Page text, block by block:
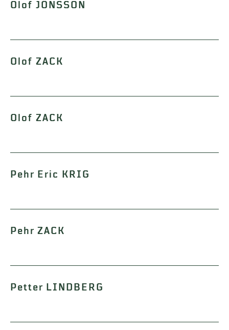
Olof JÖNSSON
Olof ZACK
Olof ZACK
Pehr Eric KRIG
Pehr ZACK
Petter LINDBERG